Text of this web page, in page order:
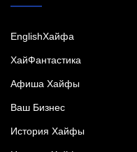
EnglishХайфа
XайФантастика
Афиша Хайфы
Ваш Бизнес
История Хайфы